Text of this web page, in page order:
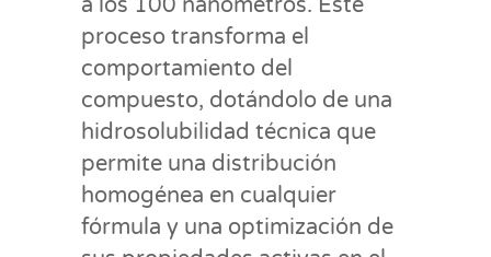
a los 100 nanómetros. Este
proceso transforma el
comportamiento del
compuesto, dotándolo de una
hidrosolubilidad técnica que
permite una distribución
homogénea en cualquier
fórmula y una optimización de